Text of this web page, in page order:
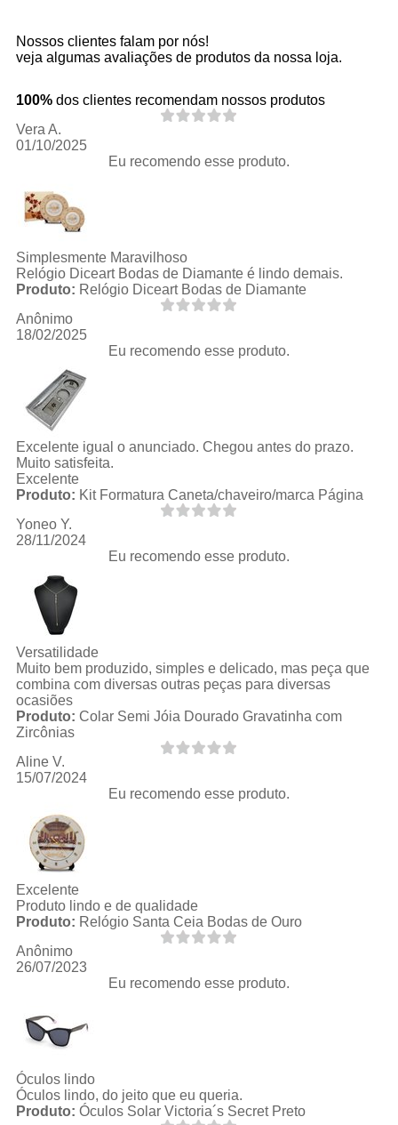
Nossos clientes falam por nós!
veja algumas avaliações de produtos da nossa loja.
100% dos clientes recomendam nossos produtos
Vera A.
01/10/2025
Eu recomendo esse produto.
Simplesmente Maravilhoso
Relógio Diceart Bodas de Diamante é lindo demais.
Produto: Relógio Diceart Bodas de Diamante
Anônimo
18/02/2025
Eu recomendo esse produto.
Excelente igual o anunciado. Chegou antes do prazo.
Muito satisfeita.
Excelente
Produto: Kit Formatura Caneta/chaveiro/marca Página
Yoneo Y.
28/11/2024
Eu recomendo esse produto.
Versatilidade
Muito bem produzido, simples e delicado, mas peça que
combina com diversas outras peças para diversas
ocasiões
Produto: Colar Semi Jóia Dourado Gravatinha com
Zircônias
Aline V.
15/07/2024
Eu recomendo esse produto.
Excelente
Produto lindo e de qualidade
Produto: Relógio Santa Ceia Bodas de Ouro
Anônimo
26/07/2023
Eu recomendo esse produto.
Óculos lindo
Óculos lindo, do jeito que eu queria.
Produto: Óculos Solar Victoria´s Secret Preto